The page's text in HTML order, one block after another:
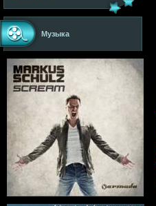
Музыка